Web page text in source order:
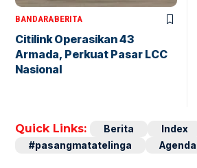
BANDARABERITA
Citilink Operasikan 43
Armada, Perkuat Pasar LCC
Nasional
Quick Links: Berita Index
#pasangmatatelinga
Agenda